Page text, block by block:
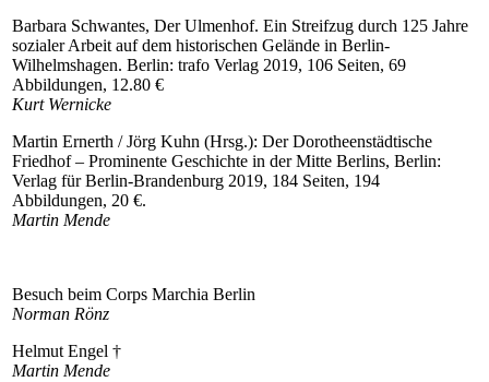
Barbara Schwantes, Der Ulmenhof. Ein Streifzug durch 125 Jahre
sozialer Arbeit auf dem historischen Gelände in Berlin-
Wilhelmshagen. Berlin: trafo Verlag 2019, 106 Seiten, 69
Abbildungen, 12.80 €
Kurt Wernicke
Martin Ernerth / Jörg Kuhn (Hrsg.): Der Dorotheenstädtische
Friedhof – Prominente Geschichte in der Mitte Berlins, Berlin:
Verlag für Berlin-Brandenburg 2019, 184 Seiten, 194
Abbildungen, 20 €.
Martin Mende
Besuch beim Corps Marchia Berlin
Norman Rönz
Helmut Engel †
Martin Mende